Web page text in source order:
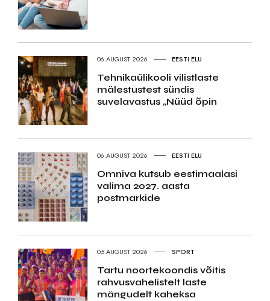
06.AUGUST 2026 EESTI ELU
Tehnikaülikooli vilistlaste
mälestustest sündis
suvelavastus „Nüüd õpin
06.AUGUST 2026 EESTI ELU
Omniva kutsub eestimaalasi
valima 2027. aasta
postmarkide
05.AUGUST 2026 SPORT
Tartu noortekoondis võitis
rahvusvahelistelt laste
mängudelt kaheksa